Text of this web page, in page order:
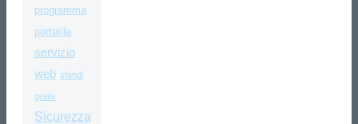
programma
portatile
servizio
web sfondi
gratis
Sicurezza